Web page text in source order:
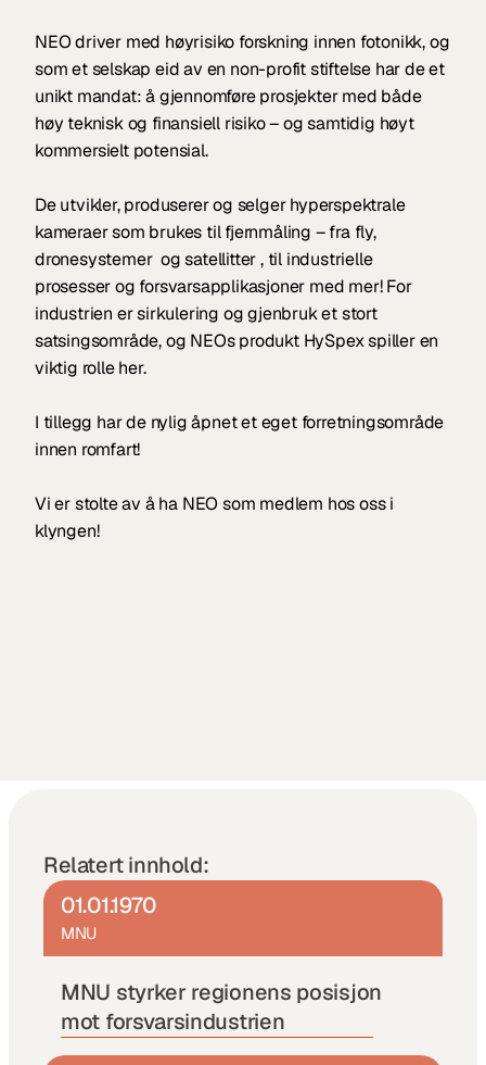
NEO driver med høyrisiko forskning innen fotonikk, og
som et selskap eid av en non-profit stiftelse har de et
unikt mandat: å gjennomføre prosjekter med både
høy teknisk og finansiell risiko – og samtidig høyt
kommersielt potensial.
De utvikler, produserer og selger hyperspektrale
kameraer som brukes til fjernmåling – fra fly,
dronesystemer  og satellitter , til industrielle
prosesser og forsvarsapplikasjoner med mer! For
industrien er sirkulering og gjenbruk et stort
satsingsområde, og NEOs produkt HySpex spiller en
viktig rolle her.
I tillegg har de nylig åpnet et eget forretningsområde
innen romfart!
Vi er stolte av å ha NEO som medlem hos oss i
klyngen!
Relatert innhold:
01.01.1970
MNU
MNU styrker regionens posisjon
mot forsvarsindustrien